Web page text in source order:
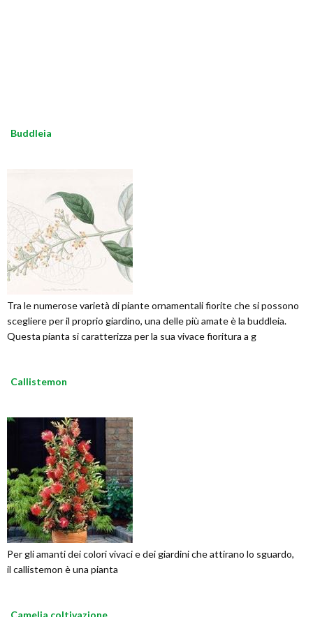
Buddleia
Tra le numerose varietà di piante ornamentali fiorite che si possono
scegliere per il proprio giardino, una delle più amate è la buddleia.
Questa pianta si caratterizza per la sua vivace fioritura a g
Callistemon
Per gli amanti dei colori vivaci e dei giardini che attirano lo sguardo,
il callistemon è una pianta